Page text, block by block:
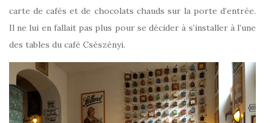
carte de cafés et de chocolats chauds sur la porte d’entrée.
Il ne lui en fallait pas plus pour se décider à s’installer à l’une
des tables du café Csészényi.